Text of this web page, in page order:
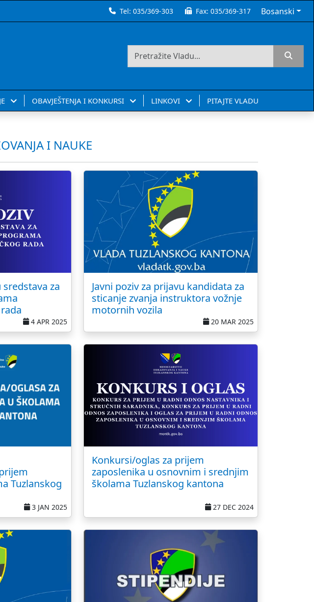
Tel:035/369-303 Fax:035/369-317 Bosanski
OBAVJEŠTENJA I KONKURSI LINKOVI PITAJTE VLADU
I NAUKE
sredstava za
4 APR 2025
Javni poziv za prijavu kandidata za
sticanje zvanja instruktora vožnje
motornih vozila
20 MAR 2025
Tuzlanskog
3 JAN 2025
Konkursi/oglas za prijem
zaposlenika u osnovnim i srednjim
školama Tuzlanskog kantona
27 DEC 2024